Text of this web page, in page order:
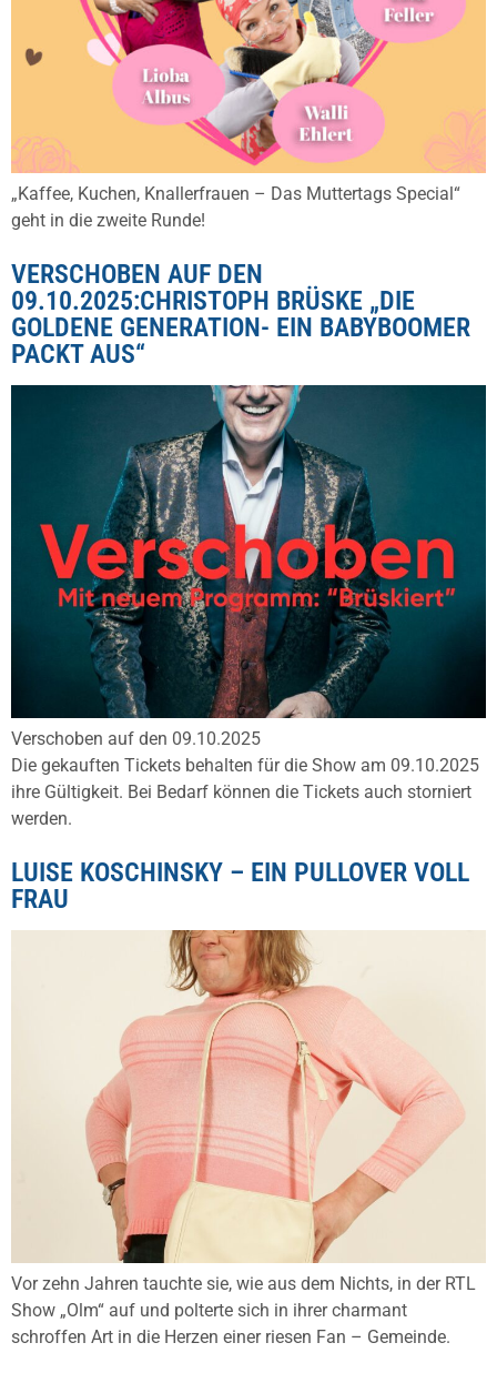
„Kaffee, Kuchen, Knallerfrauen – Das Muttertags Special“
geht in die zweite Runde!
VERSCHOBEN AUF DEN
09.10.2025:CHRISTOPH BRÜSKE „DIE
GOLDENE GENERATION- EIN BABYBOOMER
PACKT AUS“
Verschoben auf den 09.10.2025
Die gekauften Tickets behalten für die Show am 09.10.2025
ihre Gültigkeit. Bei Bedarf können die Tickets auch storniert
werden.
LUISE KOSCHINSKY – EIN PULLOVER VOLL
FRAU
Vor zehn Jahren tauchte sie, wie aus dem Nichts, in der RTL
Show „Olm“ auf und polterte sich in ihrer charmant
schroffen Art in die Herzen einer riesen Fan – Gemeinde.